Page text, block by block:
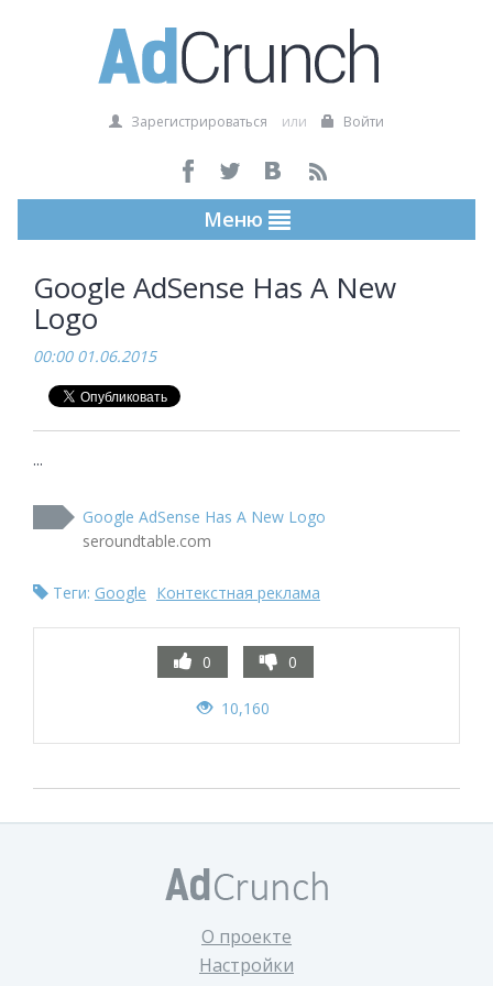
Зарегистрироваться или Войти
Меню
Google AdSense Has A New
Logo
00:00 01.06.2015
...
Google AdSense Has A New Logo
seroundtable.com
Теги: Google Контекстная реклама
0 0
10,160
О проекте
Настройки